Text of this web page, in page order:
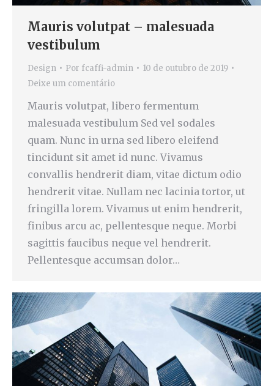
Mauris volutpat – malesuada
vestibulum
Design Por fcaffi-admin
10 de outubro de 2019
Deixe um comentário
Mauris volutpat, libero fermentum
malesuada vestibulum Sed vel sodales
quam. Nunc in urna sed libero eleifend
tincidunt sit amet id nunc. Vivamus
convallis hendrerit diam, vitae dictum odio
hendrerit vitae. Nullam nec lacinia tortor, ut
fringilla lorem. Vivamus ut enim hendrerit,
finibus arcu ac, pellentesque neque. Morbi
sagittis faucibus neque vel hendrerit.
Pellentesque accumsan dolor…